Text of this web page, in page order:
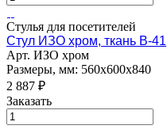
Стулья для посетителей
Стул ИЗО хром, ткань B-41
Арт. ИЗО хром
Размеры, мм: 560х600х840
2 887 ₽
Заказать